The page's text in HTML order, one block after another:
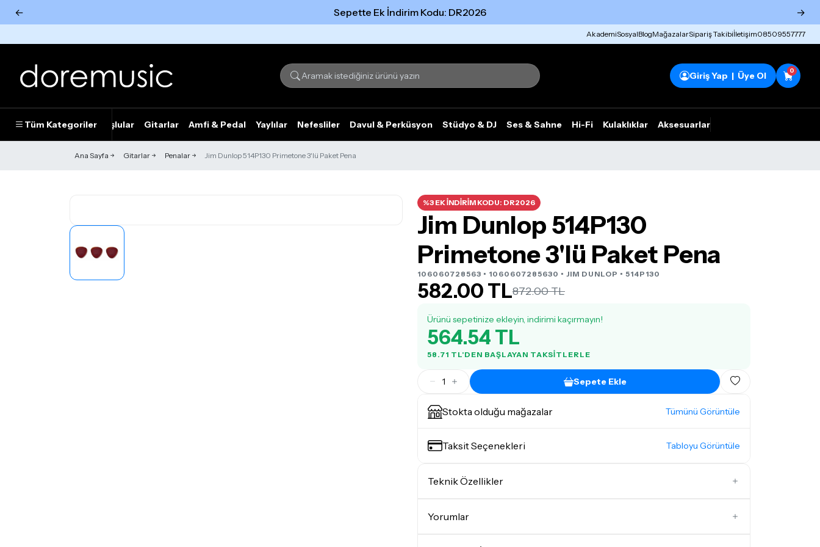
← Sepette Ek İndirim Kodu: DR2026 →
AkademiSosyalBlogMağazalarSipariş Takibiİletişim08509557777
Giriş Yap | Üye Ol 0
Tüm Kategoriler
Piyanolar Tuşlular Gitarlar Amfi & Pedal Yaylılar Nefesliler Davul & Perküsyon Stüdyo & DJ Ses & Sahne Hi-Fi Kulaklıklar Aksesuarlar
Ana Sayfa Gitarlar Penalar Jim Dunlop 514P130 Primetone 3'lü Paket Pena
%3 EK İNDİRİM KODU: DR2026
Jim Dunlop 514P130
Primetone 3'lü Paket Pena
106060728563 • 1060607285630 • JIM DUNLOP • 514P130
582.00 TL872.00 TL
Ürünü sepetinize ekleyin, indirimi kaçırmayın!
564.54 TL
58.71 TL'DEN BAŞLAYAN TAKSITLERLE
1 Sepete Ekle
Stokta olduğu mağazalar Tümünü Görüntüle
Taksit Seçenekleri Tabloyu Görüntüle
Teknik Özellikler
Pena Kalınlığı
Yorumlar
Tümünü Gör Tümünü gör